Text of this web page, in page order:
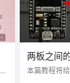
两板之间
务器Wi-Fi
本篇教程将